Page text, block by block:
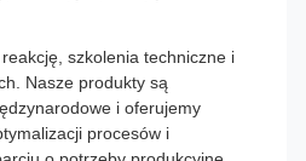
szkolenia techniczne i
Nasze produkty są
i oferujemy
procesów i